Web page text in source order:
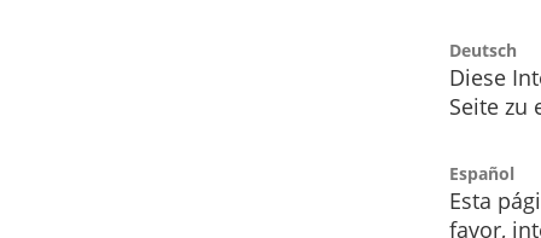
Deutsch
Diese
Seite zu
Español
Esta
favor,